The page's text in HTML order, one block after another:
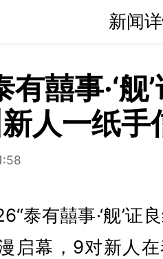
新闻
有囍事·‘
人一纸
泰有囍事·‘舰’证
启幕，9对新人